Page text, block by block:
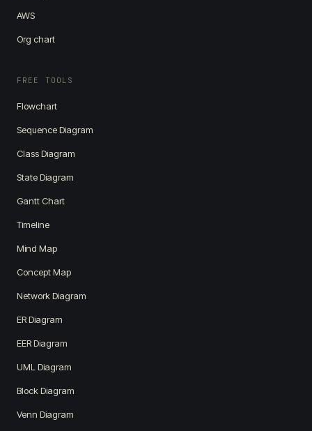
AWS
Org chart
FREE TOOLS
Flowchart
Sequence Diagram
Class Diagram
State Diagram
Gantt Chart
Timeline
Mind Map
Concept Map
Network Diagram
ER Diagram
EER Diagram
UML Diagram
Block Diagram
Venn Diagram